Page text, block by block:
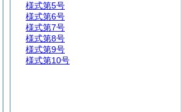
様式第5号
様式第6号
様式第7号
様式第8号
様式第9号
様式第10号